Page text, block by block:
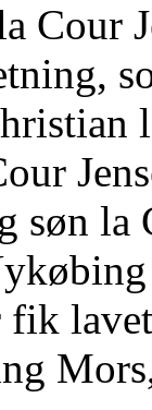
Cour
søn la
fik